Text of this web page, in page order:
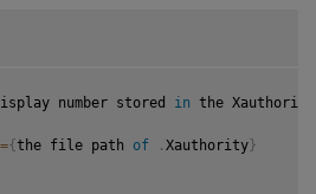
number stored in the
={the file path of . Xauthority}